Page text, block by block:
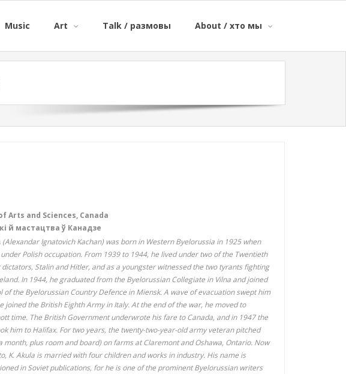
Music Art Talk / размовы About / хто мы
and Sciences, Canada
й мастацтва ў Канадзе
(Alexandar Ignatovich Kachan) was born in Western Byelorussia in 1925 when
Polish occupation. From 1939 to 1944, he lived under two of the Twentieth
dictators, Stalin and Hitler, and as a youngster witnessed the two tyrants fighting
In 1944, he graduated from the Byelorussian Collegiate in Vilna and joined
of the Byelorussian Country Defence in Miensk. A wave of evacuation swept him
joined the British Eighth Army in Italy. At the end of the war, he moved to
time. The British Government underwrote his fare to Canada, and in 1947 the
him to Halifax. For two years, the twenty-two-year-old army veteran pitched
month, plus room and board) on farms at Claremont and Oshawa, Ontario. Now
K. Akula is married with four children and works in industry. His name is
in Soviet publications, for he is one of the prominent Byelorussian writers